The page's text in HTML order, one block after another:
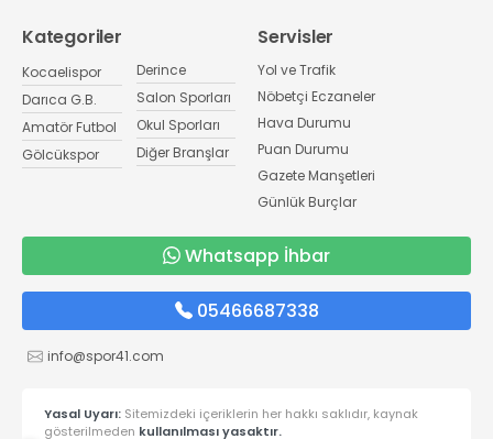
Kategoriler
Kocaelispor
Darıca G.B.
Amatör Futbol
Gölcükspor
Derince
Salon Sporları
Okul Sporları
Diğer Branşlar
Servisler
Yol ve Trafik
Nöbetçi Eczaneler
Hava Durumu
Puan Durumu
Gazete Manşetleri
Günlük Burçlar
Whatsapp İhbar
05466687338
info@spor41.com
Yasal Uyarı: Sitemizdeki içeriklerin her hakkı saklıdır, kaynak
gösterilmeden kullanılması yasaktır.